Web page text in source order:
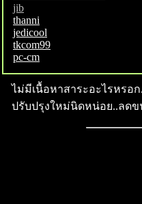
jib
thanni
jedicool
tkcom99
pc-cm
ไม่มีเนื้อหาสาระอะไรหรอ
ปรับปรุงใหม่นิดหน่อย..ลดข